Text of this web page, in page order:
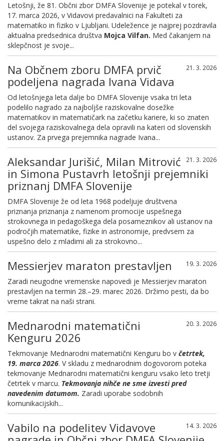
Letošnji, že 81. Občni zbor DMFA Slovenije je potekal v torek,
17. marca 2026, v Vidavovi predavalnici na Fakulteti za
matematiko in fiziko v Ljubljani. Udeležence je najprej pozdravila
aktualna predsednica društva Mojca Vilfan. Med čakanjem na
sklepčnost je svoje...
21. 3. 2026
Na Občnem zboru DMFA prvič
podeljena nagrada Ivana Vidava
Od letošnjega leta dalje bo DMFA Slovenije vsaka tri leta
podelilo nagrado za najboljše raziskovalne dosežke
matematikov in matematičark na začetku kariere, ki so znaten
del svojega raziskovalnega dela opravili na kateri od slovenskih
ustanov. Za prvega prejemnika nagrade Ivana...
21. 3. 2026
Aleksandar Jurišić, Milan Mitrović
in Simona Pustavrh letošnji prejemniki
priznanj DMFA Slovenije
DMFA Slovenije že od leta 1968 podeljuje društvena
priznanja priznanja z namenom promocije uspešnega
strokovnega in pedagoškega dela posameznikov ali ustanov na
področjih matematike, fizike in astronomije, predvsem za
uspešno delo z mladimi ali za strokovno...
19. 3. 2026
Messierjev maraton prestavljen
Zaradi neugodne vremenske napovedi je Messierjev maraton
prestavljen na termin 28.–29. marec 2026. Držimo pesti, da bo
vreme takrat na naši strani.
20. 3. 2026
Mednarodni matematični
Kenguru 2026
Tekmovanje Mednarodni matematični Kenguru bo v četrtek,
19. marca 2026. V skladu z mednarodnim dogovorom poteka
tekmovanje Mednarodni matematični kenguru vsako leto tretji
četrtek v marcu. Tekmovanja nihče ne sme izvesti pred
navedenim datumom. Zaradi uporabe sodobnih
komunikacijskih...
14. 3. 2026
Vabilo na podelitev Vidavove